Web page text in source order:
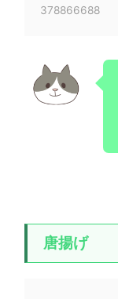
378866688
唐揚げ